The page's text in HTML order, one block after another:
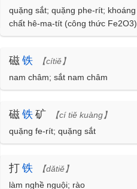
quặng sắt; quặng phe-rít; khoáng
chất hê-ma-tít (công thức Fe2O3)
磁 铁
【cítiě】
nam châm; sắt nam châm
磁 铁 矿
【cí tiě kuàng】
quặng fe-rít; quặng sắt
打 铁
【dǎtiě】
làm nghề nguội; rào